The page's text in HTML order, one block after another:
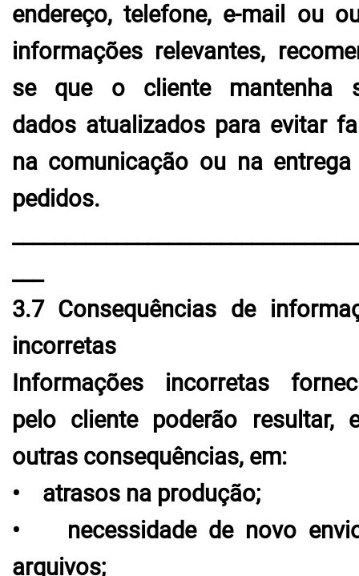
endereço, telefone, e-mail ou
informações relevantes,
se que o cliente mantenha
dados atualizados para evitar
na comunicação ou na
pedidos.
___
3.7 Consequências de
incorretas
Informações incorretas
pelo cliente poderão resultar,
outras consequências, em:
• atrasos na produção;
• necessidade de novo
arquivos;